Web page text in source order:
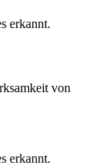
erkannt.
von
erkannt.